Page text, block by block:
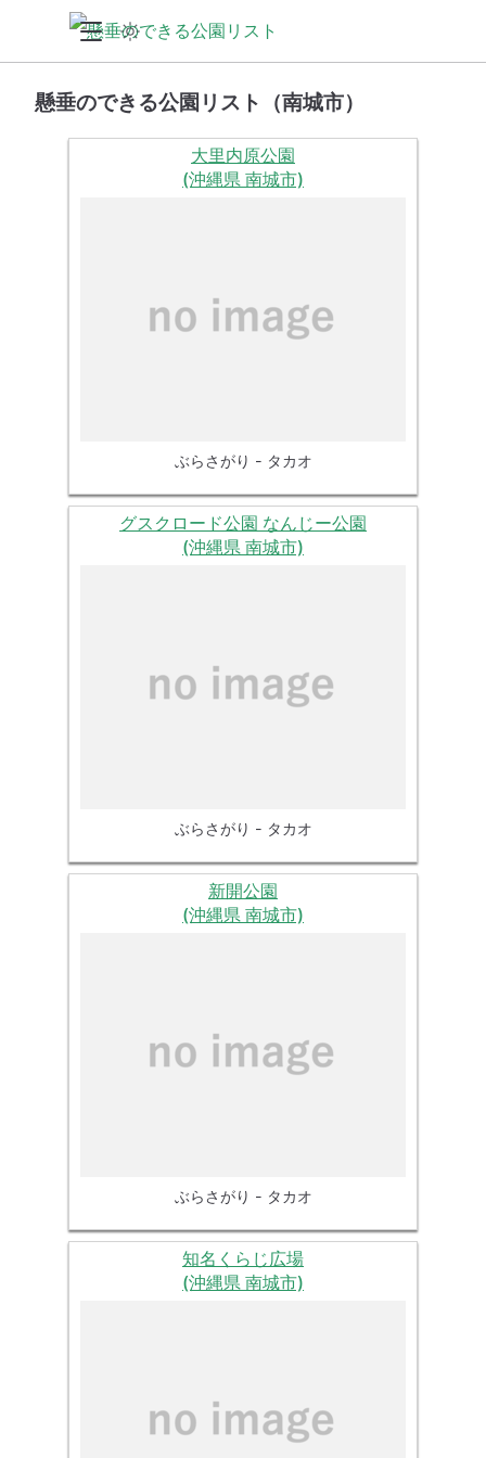
懸垂のできる公園リスト（南城市）
大里内原公園
(沖縄県 南城市)
ぶらさがり - タカオ
グスクロード公園 なんじー公園
(沖縄県 南城市)
ぶらさがり - タカオ
新開公園
(沖縄県 南城市)
ぶらさがり - タカオ
知名くらじ広場
(沖縄県 南城市)